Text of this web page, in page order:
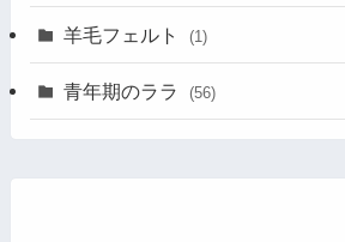
羊毛フェルト (1)
青年期のララ (56)